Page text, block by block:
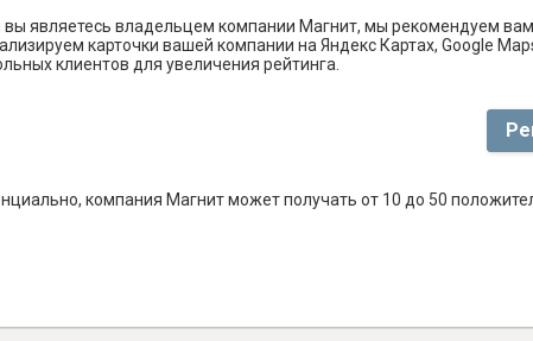
вы являетесь владельцем компании Магнит, мы рекомендуем
карточки вашей компании на Яндекс Картах, Google
клиентов для увеличения рейтинга.
компания Магнит может получать от 10 до 50